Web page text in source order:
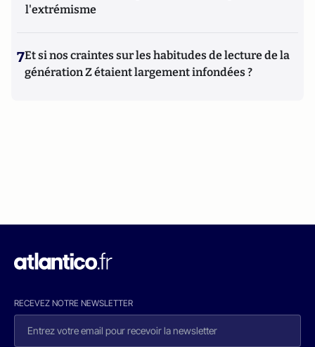
l'extrémisme
7Et si nos craintes sur les habitudes de lecture de la
génération Z étaient largement infondées ?
RECEVEZ NOTRE NEWSLETTER